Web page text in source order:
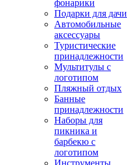
фонарики
Подарки для дачи
Автомобильные
аксессуары
Туристические
принадлежности
Мультитулы с
логотипом
Пляжный отдых
Банные
принадлежности
Наборы для
пикника и
барбекю с
логотипом
Инструменты